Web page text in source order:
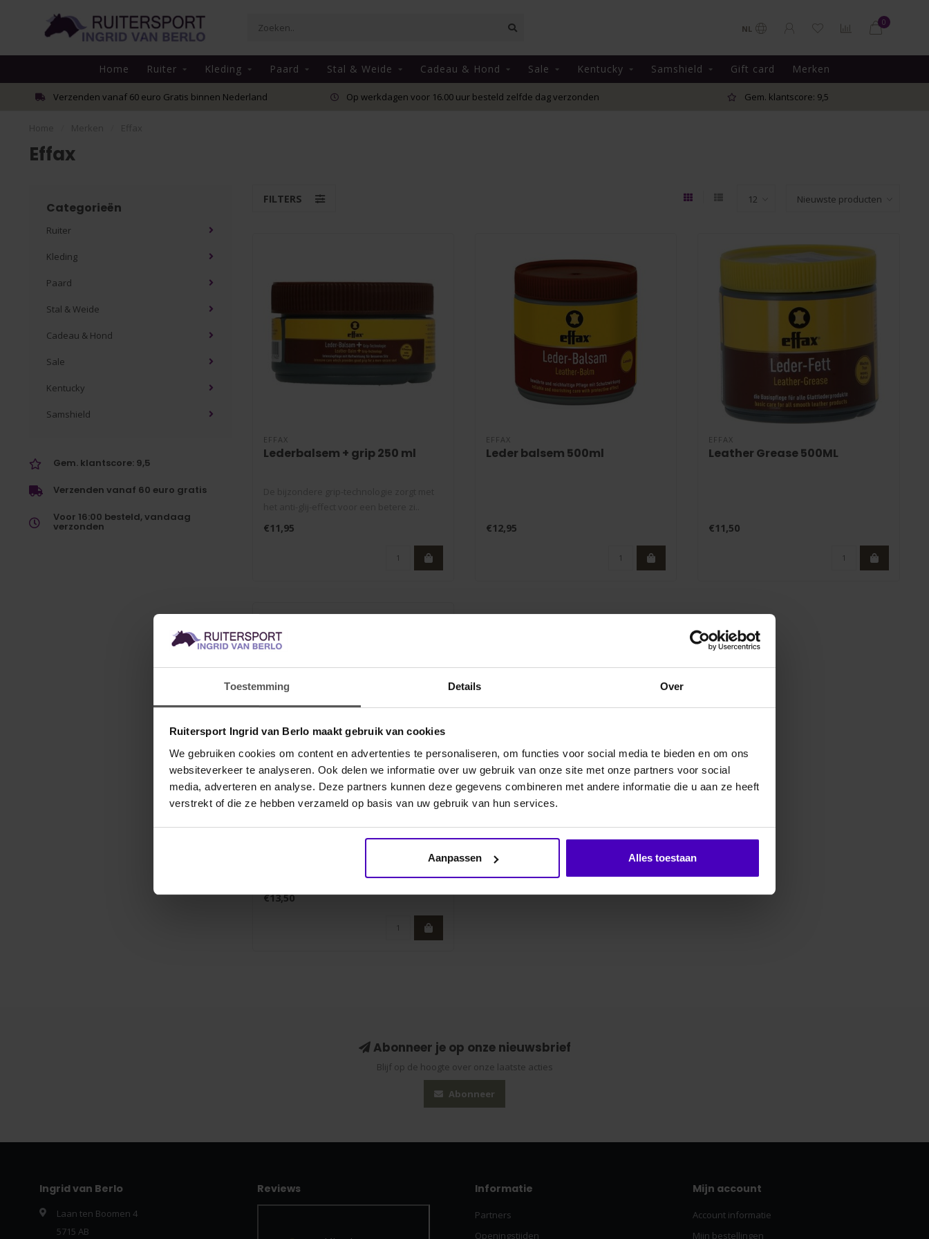
Toestemming Details Over
Ruitersport Ingrid van Berlo maakt gebruik van cookies
We gebruiken cookies om content en advertenties te personaliseren, om functies voor social media te bieden en om ons
websiteverkeer te analyseren. Ook delen we informatie over uw gebruik van onze site met onze partners voor social
media, adverteren en analyse. Deze partners kunnen deze gegevens combineren met andere informatie die u aan ze heeft
verstrekt of die ze hebben verzameld op basis van uw gebruik van hun services.
Aanpassen Alles toestaan
NL
0
Home Ruiter Kleding Paard Stal & Weide Cadeau & Hond Sale Kentucky Samshield Gift card Merken
Verzenden vanaf 60 euro Gratis binnen Nederland Op werkdagen voor 16.00 uur besteld zelfde dag verzonden Gem. klantscore: 9,5
Effax
Categorieën
Ruiter
Kleding
Paard
Stal & Weide
Cadeau & Hond
Sale
Kentucky
Samshield
Gem. klantscore: 9,5
Verzenden vanaf 60 euro gratis
Voor 16:00 besteld, vandaag
verzonden
FILTERS
EFFAX
Lederbalsem + grip 250 ml
€11,95
EFFAX
Leder balsem 500ml
€12,95
EFFAX
Leather Grease 500ML
€11,50
EFFAX
Creamsoap 400ml
€13,50
Abonneer je op onze nieuwsbrief
Blijf op de hoogte over onze laatste acties
Abonneer
Ingrid van Berlo
Laan ten Boomen 4
5715 AB
Reviews Informatie
Partners
Openingstijden
Mijn account
Account informatie
Mijn bestellingen